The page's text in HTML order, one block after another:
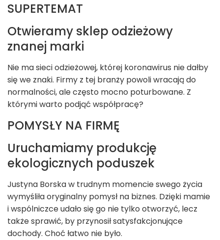
SUPERTEMAT
Otwieramy sklep odzieżowy
znanej marki
Nie ma sieci odzieżowej, której koronawirus nie dałby
się we znaki. Firmy z tej branży powoli wracają do
normalności, ale często mocno poturbowane. Z
którymi warto podjąć współpracę?
POMYSŁY NA FIRMĘ
Uruchamiamy produkcję
ekologicznych poduszek
Justyna Borska w trudnym momencie swego życia
wymyśliła oryginalny pomysł na biznes. Dzięki mamie
i wspólniczce udało się go nie tylko otworzyć, lecz
także sprawić, by przynosił satysfakcjonujące
dochody. Choć łatwo nie było.